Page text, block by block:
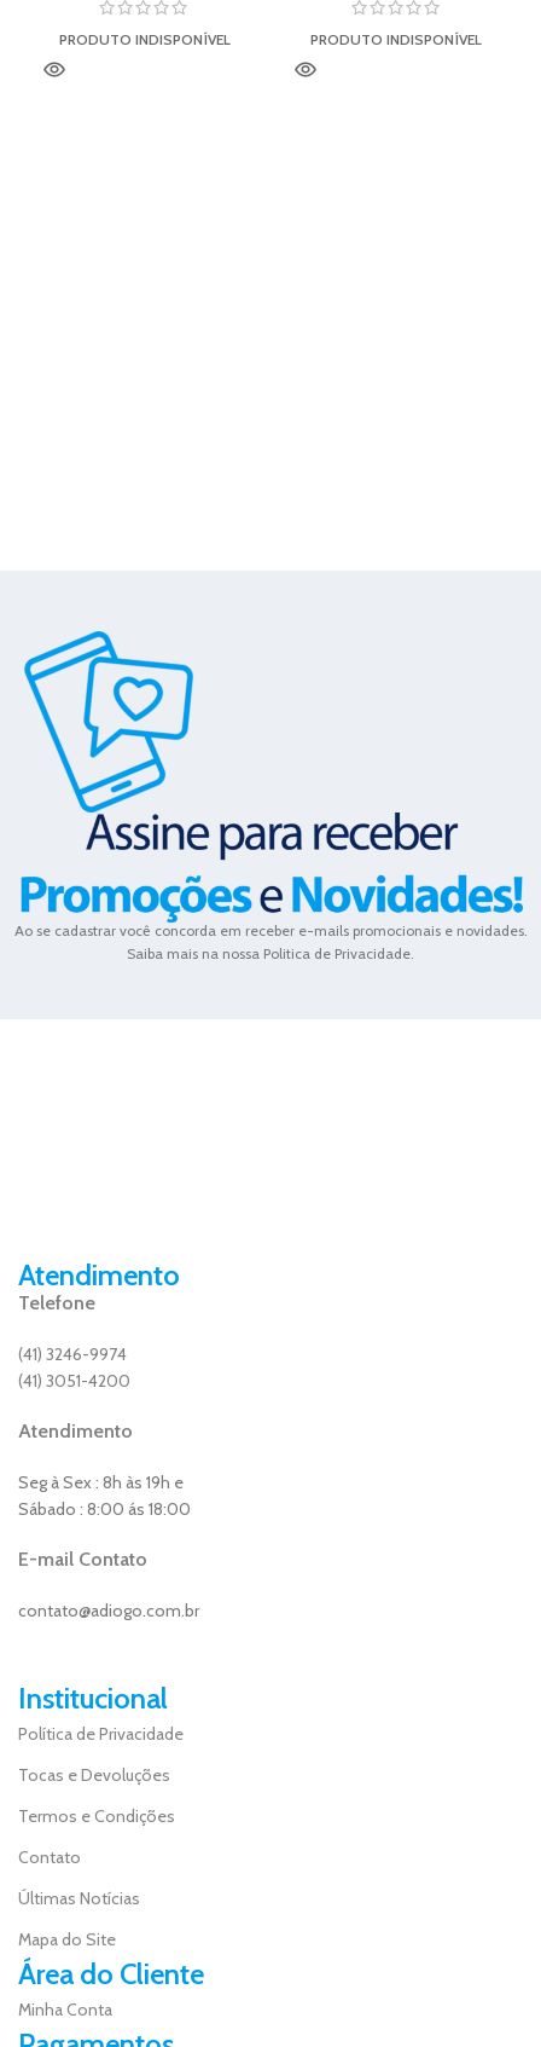
PRODUTO INDISPONÍVEL PRODUTO INDISPONÍVEL
Ao se cadastrar você concorda em receber e-mails promocionais e novidades.
Saiba mais na nossa Politica de Privacidade.
Atendimento
Telefone
(41) 3246-9974
(41) 3051-4200
Atendimento
Seg à Sex : 8h às 19h e
Sábado : 8:00 ás 18:00
E-mail Contato
contato@adiogo.com.br
Institucional
Política de Privacidade
Tocas e Devoluções
Termos e Condições
Contato
Últimas Notícias
Mapa do Site
Área do Cliente
Minha Conta